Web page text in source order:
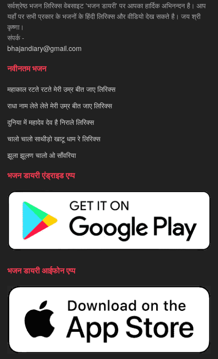
सर्वश्रेष्ठ भजन लिरिक्स वेबसाइट 'भजन डायरी' पर आपका हार्दिक अभिनन्दन है। आप
यहाँ पर सभी प्रकार के भजनों के हिंदी लिरिक्स और वीडियो देख सकते है। जय श्री
कृष्णा।
संपर्क -
bhajandiary@gmail.com
नवीनतम भजन
महाकाल रटते रटते मेरी उम्र बीत जाए लिरिक्स
राधा नाम लेते लेते मेरी उम्र बीत जाए लिरिक्स
दुनिया में महादेव देव है निराले लिरिक्स
चालो चालो साथीड़ो खाटू धाम रे लिरिक्स
झूला झूलण चालो ओ साँवरिया
भजन डायरी एंड्राइड एप्प
भजन डायरी आईफोन एप्प